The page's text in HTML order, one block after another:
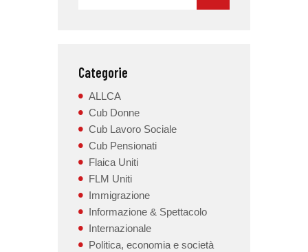
Categorie
ALLCA
Cub Donne
Cub Lavoro Sociale
Cub Pensionati
Flaica Uniti
FLM Uniti
Immigrazione
Informazione & Spettacolo
Internazionale
Politica, economia e società